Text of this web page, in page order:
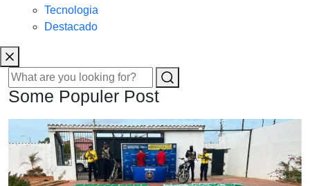
Tecnologia
Destacado
Some Populer Post